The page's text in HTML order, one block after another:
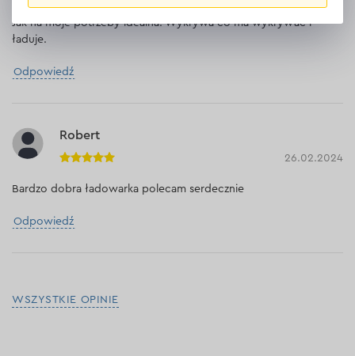
Jak na moje potrzeby idealna. Wykrywa co ma wykrywać i
ładuje.
Odpowiedź
Robert
26.02.2024
Bardzo dobra ładowarka polecam serdecznie
Odpowiedź
WSZYSTKIE OPINIE